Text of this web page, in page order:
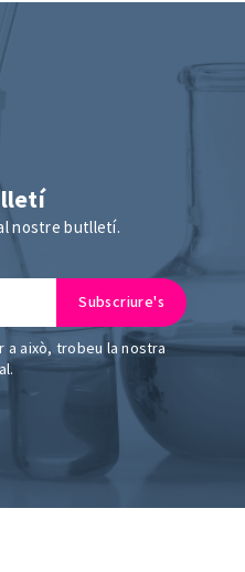
nostre butlletí.
a això, trobeu la nostra